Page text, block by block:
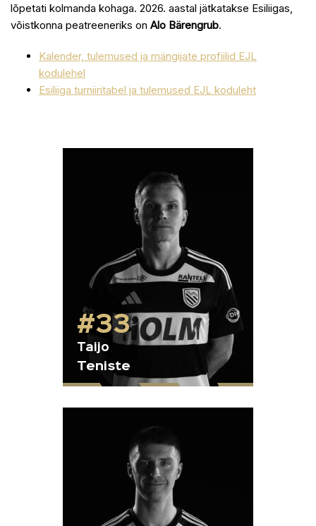
lõpetati kolmanda kohaga. 2026. aastal jätkatakse Esiliigas,
võistkonna peatreeneriks on Alo Bärengrub.
Kalender, tulemused ja mängijate profiilid EJL
kodulehel
Esiliiga turniiritabel ja tulemused EJL koduleht
#33
Taijo
Teniste